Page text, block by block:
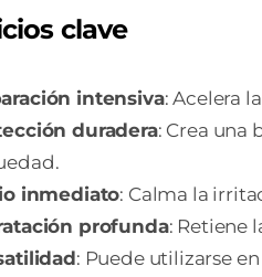
clave
intensiva: Acelera
duradera: Crea una
inmediato: Calma la
profunda: Retiene
: Puede utilizarse